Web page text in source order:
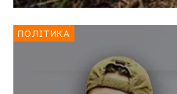
ПОЛІТИКА